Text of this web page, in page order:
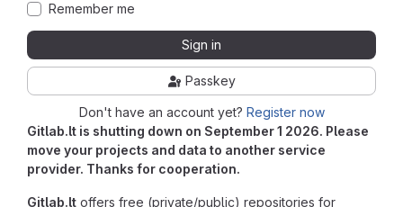
Gitlab.lt is shutting down on September 1 2026. Please
move your projects and data to another service
provider. Thanks for cooperation.
Gitlab.lt offers free (private/public) repositories for
Remember me
Sign in
Passkey
Don't have an account yet? Register now